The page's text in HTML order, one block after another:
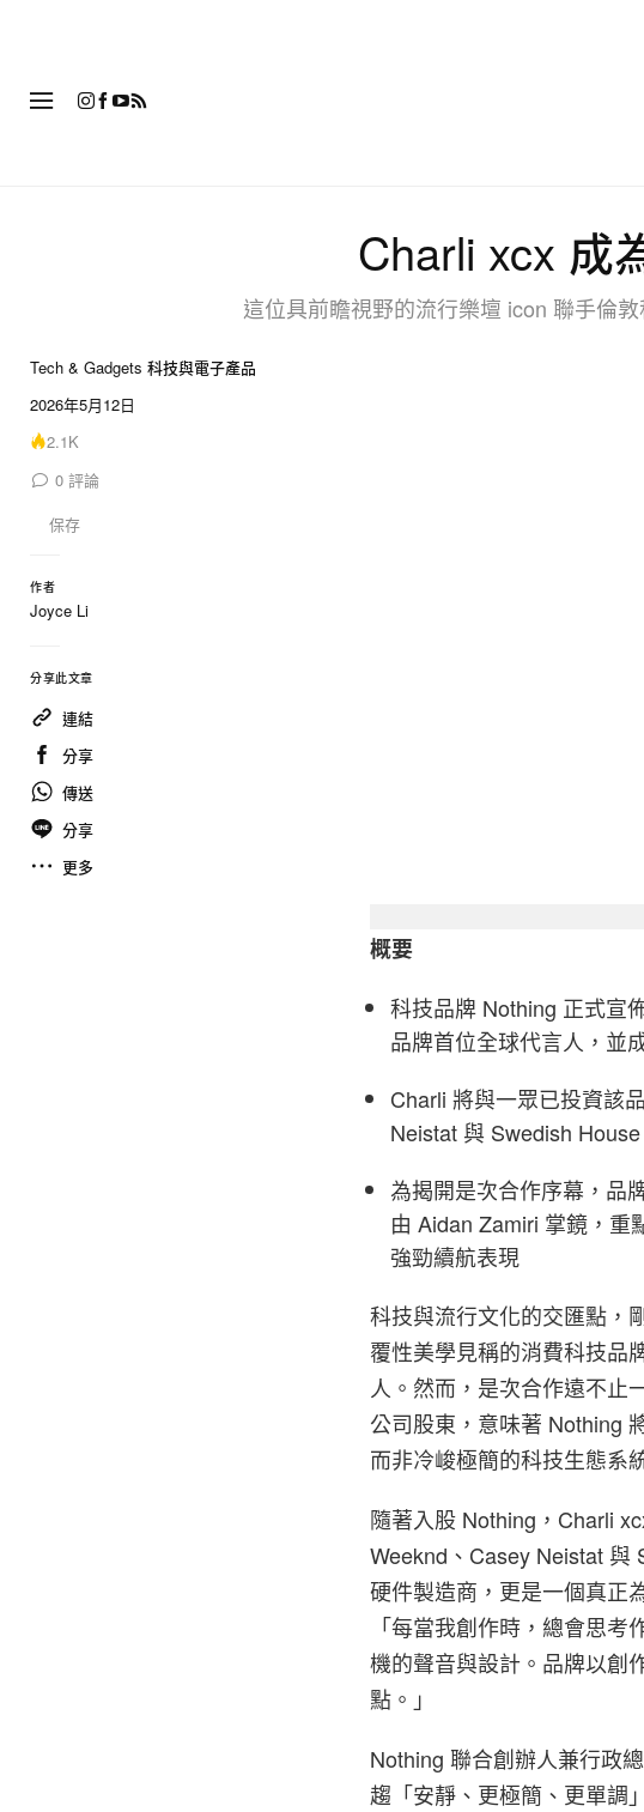
Charli xcx 成
這位具前瞻視野的流行樂壇 icon 聯手倫
Tech & Gadgets 科技與電子產品
2026年5月12日
2.1K
0 評論
保存
作者
Joyce Li
分享此文章
連結
分享
傳送
分享
更多
概要
科技品牌 Nothing 正式宣
品牌首位全球代言人，並
Charli 將與一眾已投資該
Neistat 與 Swedish
為揭開是次合作序幕，品
由 Aidan Zamiri 掌鏡，重
強勁續航表現
科技與流行文化的交匯點，
覆性美學見稱的消費科技品
人。然而，是次合作遠不
公司股東，意味著 Nothing
而非冷峻極簡的科技生態系
隨著入股 Nothing，Charli
Weeknd、Casey Neistat
硬件製造商，更是一個真正
「每當我創作時，總會思
機的聲音與設計。品牌以創
點。」
Nothing 聯合創辦人兼行政
趨「安靜、更極簡、更單調